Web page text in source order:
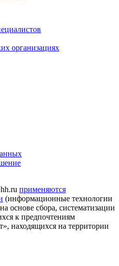
организациях
применяются
(информационные технологии
основе сбора, систематизации
к предпочтениям
находящихся на территории